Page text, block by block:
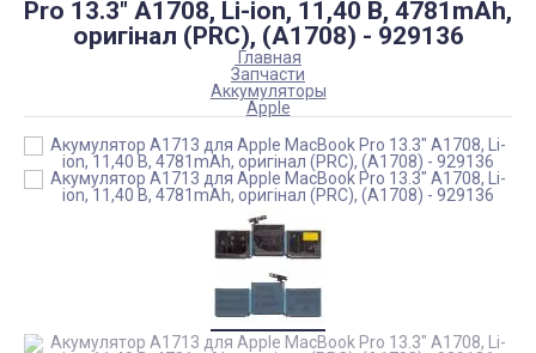
Pro 13.3" A1708, Li-ion, 11,40 B, 4781mAh,
оригінал (PRC), (A1708) - 929136
Главная
Запчасти
Аккумуляторы
Apple